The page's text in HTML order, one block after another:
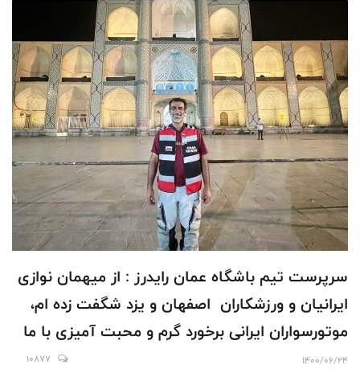
سرپرست تیم باشگاه عمان رایدرز : از میهمان نوازی
ایرانیان و ورزشکاران اصفهان و یزد شگفت زده ام،
موتورسواران ایرانی برخورد گرم و محبت آمیزی با ما
داشتند
1400/06/24
10877